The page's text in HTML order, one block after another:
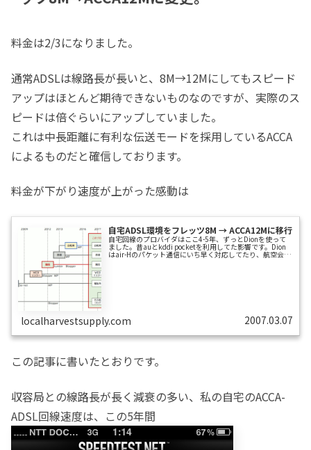
料金は2/3になりました。
通常ADSLは線路長が長いと、8M→12Mにしてもスピード
アップはほとんど期待できないものなのですが、実際のス
ピードは倍ぐらいにアップしていました。
これは中長距離に有利な伝送モードを採用しているACCA
によるものだと確信しております。
料金が下がり速度が上がった感動は
自宅ADSL環境をフレッツ8M → ACCA12Mに移行
自宅回線のプロバイダはここ4-5年、ずっとDionを使って
ました。昔auとkddi pocketを利用してた影響です。Dion
はair-Hのパケット通信にいち早く対応してたり、航空会社
localharvestsupply.com 2007.03.07
この記事に書いたとおりです。
収容局との線路長が長く減衰の多い、私の自宅のACCA-
ADSL回線速度は、この5年間